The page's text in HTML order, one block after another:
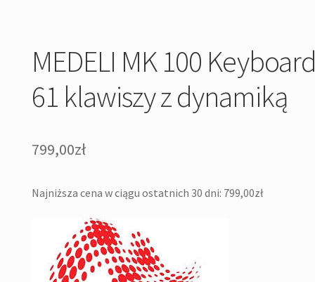
MEDELI MK 100 Keyboard
61 klawiszy z dynamiką
799,00zł
Najniższa cena w ciągu ostatnich 30 dni: 799,00zł